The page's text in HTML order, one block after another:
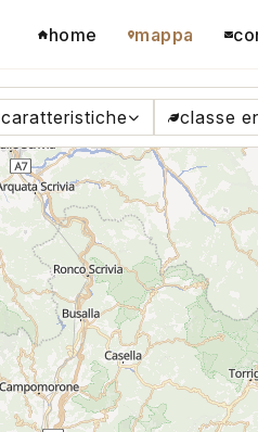
home mappa
caratteristiche classe